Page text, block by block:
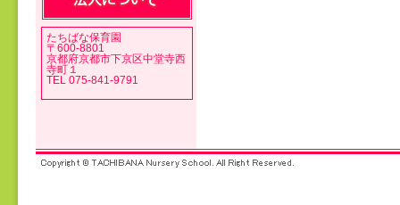
たちばな保育園
〒600-8801
京都府京都市下京区中堂寺西
寺町１
TEL 075-841-9791